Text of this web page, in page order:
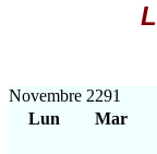
Novembre 2291
Lun
Mar